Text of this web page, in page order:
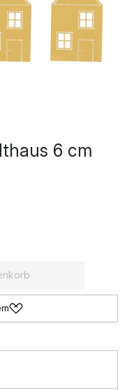
6 cm